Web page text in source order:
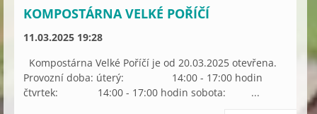
KOMPOSTÁRNA VELKÉ POŘÍČÍ
11.03.2025 19:28
Kompostárna Velké Poříčí je od 20.03.2025 otevřena.
Provozní doba: úterý: 14:00 - 17:00 hodin
čtvrtek: 14:00 - 17:00 hodin sobota: ...